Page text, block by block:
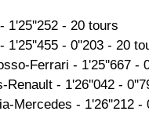
1'25''252 - 20 tours
1'25''455 - 0''203 - 20
Ferrari - 1'25''667 -
Renault - 1'26''042 -
Mercedes - 1'26''212 -